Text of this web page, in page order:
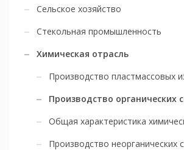
Сельское хозяйство
Стекольная промышленность
Химическая отрасль
Производство пластмассовых
Производство органических
Общая характеристика
Производство неорганических